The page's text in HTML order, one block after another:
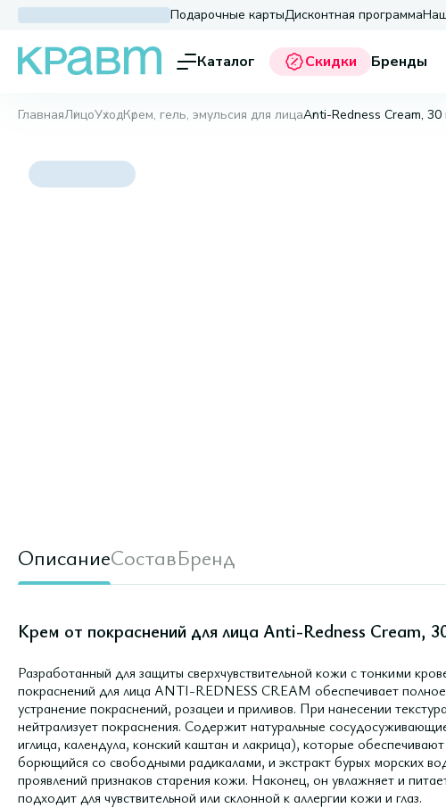
Подарочные картыДисконтная программа
Каталог Скидки Бренды
ГлавнаяЛицоУходКрем, гель, эмульсия для лицаAnti-Redness Cream, 30
ОписаниеСоставБренд
Крем от покраснений для лица Anti-Redness Cream,
Разработанный для защиты сверхчувствительной кожи с тонкими
покраснений для лица ANTI-REDNESS CREAM обеспечивает
устранение покраснений, розацеи и приливов. При нанесении
нейтрализует покраснения. Содержит натуральные
иглица, календула, конский каштан и лакрица), которые
борющийся со свободными радикалами, и экстракт бурых морских
проявлений признаков старения кожи. Наконец, он увлажняет и
подходит для чувствительной или склонной к аллергии кожи и глаз.